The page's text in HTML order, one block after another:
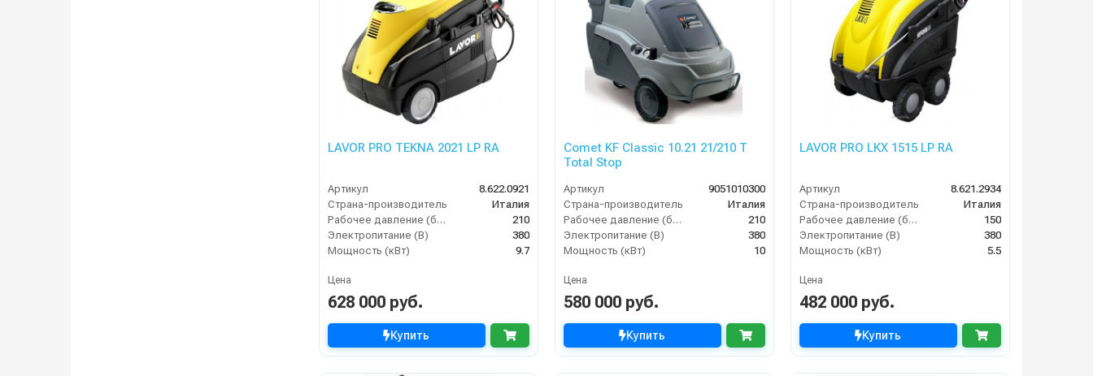
LAVOR PRO TEKNA 2021 LP RA
Артикул
8.622.0921
Страна-производитель
Италия
Рабочее давление (бар)
210
Электропитание (В)
380
Мощность (кВт)
9.7
Цена
628 000 руб.
Купить
Comet KF Classic 10.21 21/210 T
Total Stop
Артикул
9051010300
Страна-производитель
Италия
Рабочее давление (бар)
210
Электропитание (В)
380
Мощность (кВт)
10
Цена
580 000 руб.
Купить
LAVOR PRO LKX 1515 LP RA
Артикул
8.621.2934
Страна-производитель
Италия
Рабочее давление (бар)
150
Электропитание (В)
380
Мощность (кВт)
5.5
Цена
482 000 руб.
Купить